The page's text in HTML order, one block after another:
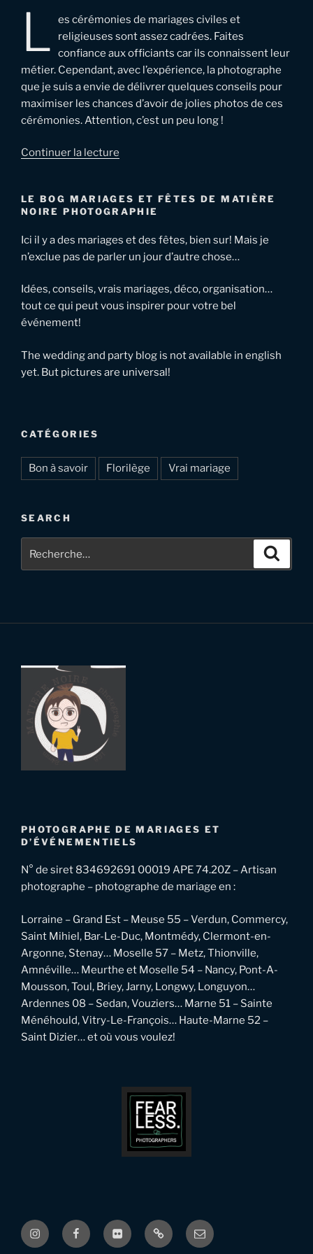
L
es cérémonies de mariages civiles et
religieuses sont assez cadrées. Faites
confiance aux officiants car ils connaissent leur
métier. Cependant, avec l’expérience, la photographe
que je suis a envie de délivrer quelques conseils pour
maximiser les chances d’avoir de jolies photos de ces
cérémonies. Attention, c’est un peu long !
Continuer la lecture
mariage
–
quelques
conseils »
LE BOG MARIAGES ET FÊTES DE MATIÈRE
NOIRE PHOTOGRAPHIE
Ici il y a des mariages et des fêtes, bien sur! Mais je
n’exclue pas de parler un jour d’autre chose…
Idées, conseils, vrais mariages, déco, organisation…
tout ce qui peut vous inspirer pour votre bel
événement!
The wedding and party blog is not available in english
yet. But pictures are universal!
CATÉGORIES
Bon à savoir Florilège Vrai mariage
SEARCH
pour
PHOTOGRAPHE DE MARIAGES ET
D’ÉVÉNEMENTIELS
N° de siret 834692691 00019 APE 74.20Z – Artisan
photographe – photographe de mariage en :
Lorraine – Grand Est – Meuse 55 – Verdun, Commercy,
Saint Mihiel, Bar-Le-Duc, Montmédy, Clermont-en-
Argonne, Stenay… Moselle 57 – Metz, Thionville,
Amnéville… Meurthe et Moselle 54 – Nancy, Pont-A-
Mousson, Toul, Briey, Jarny, Longwy, Longuyon…
Ardennes 08 – Sedan, Vouziers… Marne 51 – Sainte
Ménéhould, Vitry-Le-François… Haute-Marne 52 –
Saint Dizier… et où vous voulez!
InstagramFacebookFlickr PinterestEmail